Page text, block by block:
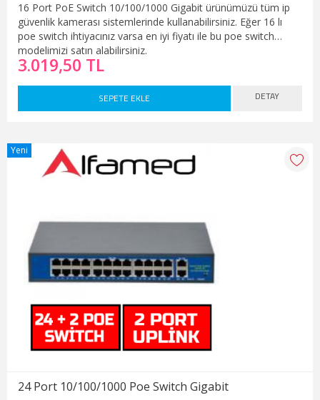
16 Port PoE Switch 10/100/1000 Gigabit ürünümüzü tüm ip
güvenlik kamerası sistemlerinde kullanabilirsiniz. Eğer 16 lı
poe switch ihtiyacınız varsa en iyi fiyatı ile bu poe switch
modelimizi satın alabilirsiniz.
3.019,50 TL
SEPETE EKLE DETAY
24 Port 10/100/1000 Poe Switch Gigabit
Yeni